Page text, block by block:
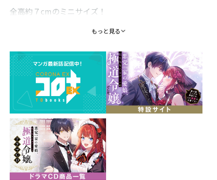
全高約７cmのミニサイズ！
仕様 ： ミニアクリルスタンド1体＋グラツィアー
ノ特典SS1枚
素材 ： アクリル
サイズ ： 約70mm
イラスト ： 轟斗ソラ
発売元 ： TOブックス
もっと見る